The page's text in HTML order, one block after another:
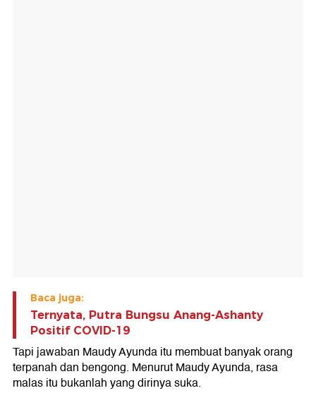
Baca juga:
Ternyata, Putra Bungsu Anang-Ashanty
Positif COVID-19
Tapi jawaban Maudy Ayunda itu membuat banyak orang
terpanah dan bengong. Menurut Maudy Ayunda, rasa
malas itu bukanlah yang dirinya suka.